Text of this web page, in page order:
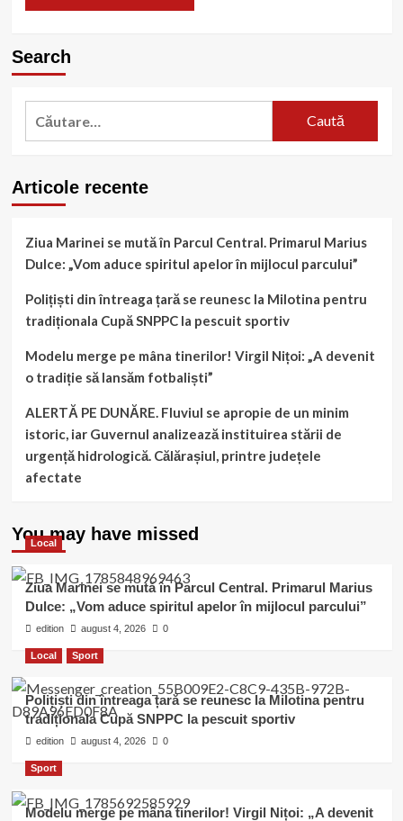
Search
Articole recente
Ziua Marinei se mută în Parcul Central. Primarul Marius
Dulce: „Vom aduce spiritul apelor în mijlocul parcului”
Polițiști din întreaga țară se reunesc la Milotina pentru
tradiționala Cupă SNPPC la pescuit sportiv
Modelu merge pe mâna tinerilor! Virgil Nițoi: „A devenit
o tradiție să lansăm fotbaliști”
ALERTĂ PE DUNĂRE. Fluviul se apropie de un minim
istoric, iar Guvernul analizează instituirea stării de
urgență hidrologică. Călărașiul, printre județele
afectate
You may have missed
Local
Ziua Marinei se mută în Parcul Central. Primarul Marius
Dulce: „Vom aduce spiritul apelor în mijlocul parcului”
edition august 4, 2026 0
Local Sport
Polițiști din întreaga țară se reunesc la Milotina pentru
tradiționala Cupă SNPPC la pescuit sportiv
edition august 4, 2026 0
Sport
Modelu merge pe mâna tinerilor! Virgil Nițoi: „A devenit